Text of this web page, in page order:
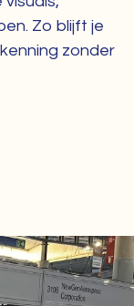
Zo blijft je
zonder